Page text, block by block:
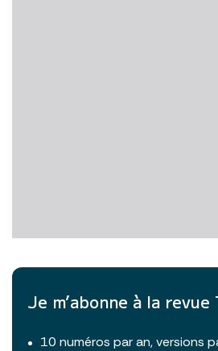
Je m’abonne à la revue
10 numéros par an, versions